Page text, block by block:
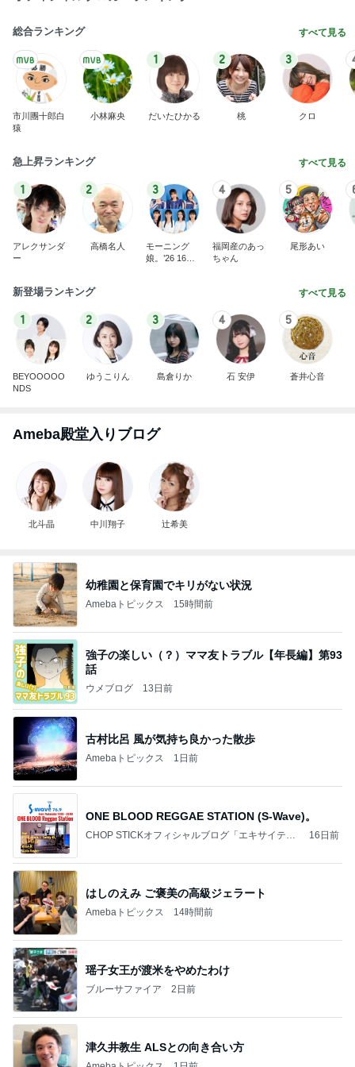
総合ランキング すべて見る
市川團十郎白
猿
小林麻央
1
だいたひかる
2
桃
3
クロ
急上昇ランキング すべて見る
1
アレクサンダ
ー
2
高橋名人
3
モーニング
娘。’26 16期1
4
福岡産のあっ
ちゃん
5
尾形あい
新登場ランキング すべて見る
1
BEYOOOOO
NDS
2
ゆうこりん
3
島倉りか
4
石 安伊
5
蒼井心音
Ameba殿堂入りブログ
北斗晶 中川翔子 辻希美
幼稚園と保育園でキリがない状況
Amebaトピックス 15時間前
強子の楽しい（？）ママ友トラブル【年長編】第93
話
ウメブログ 13日前
古村比呂 風が気持ち良かった散歩
Amebaトピックス 1日前
ONE BLOOD REGGAE STATION (S-Wave)。
CHOP STICKオフィシャルブログ「エキサイティ
16日前
はしのえみ ご褒美の高級ジェラート
Amebaトピックス 14時間前
瑶子女王が渡米をやめたわけ
ブルーサファイア 2日前
津久井教生 ALSとの向き合い方